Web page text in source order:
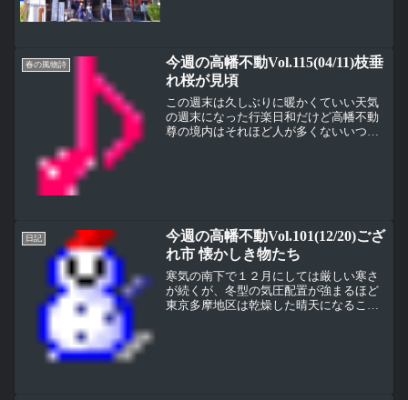
春の風物詩
今週の高幡不動Vol.115(04/11)枝垂
れ桜が見頃
この週末は久しぶりに暖かくていい天気
の週末になった行楽日和だけど高幡不動
尊の境内はそれほど人が多くないいつも
日記
今週の高幡不動Vol.101(12/20)ござ
れ市 懐かしき物たち
寒気の南下で１２月にしては厳しい寒さ
が続くが、冬型の気圧配置が強まるほど
東京多摩地区は乾燥した晴天になるこの